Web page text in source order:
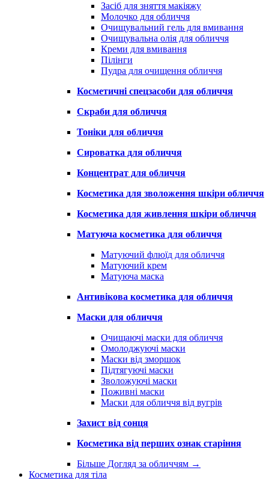
Засіб для зняття макіяжу
Молочко для обличчя
Очищувальний гель для вмивання
Очищувальна олія для обличчя
Креми для вмивання
Пілінги
Пудра для очищення обличчя
Косметичні спецзасоби для обличчя
Скраби для обличчя
Тоніки для обличчя
Сироватка для обличчя
Концентрат для обличчя
Косметика для зволоження шкіри обличчя
Косметика для живлення шкіри обличчя
Матуюча косметика для обличчя
Матуючий флюїд для обличчя
Матуючий крем
Матуюча маска
Антивікова косметика для обличчя
Маски для обличчя
Очищаючі маски для обличчя
Омолоджуючі маски
Маски від зморшок
Підтягуючі маски
Зволожуючі маски
Поживні маски
Маски для обличчя від вугрів
Захист від сонця
Косметика від перших ознак старіння
Більше Догляд за обличчям →
Косметика для тіла